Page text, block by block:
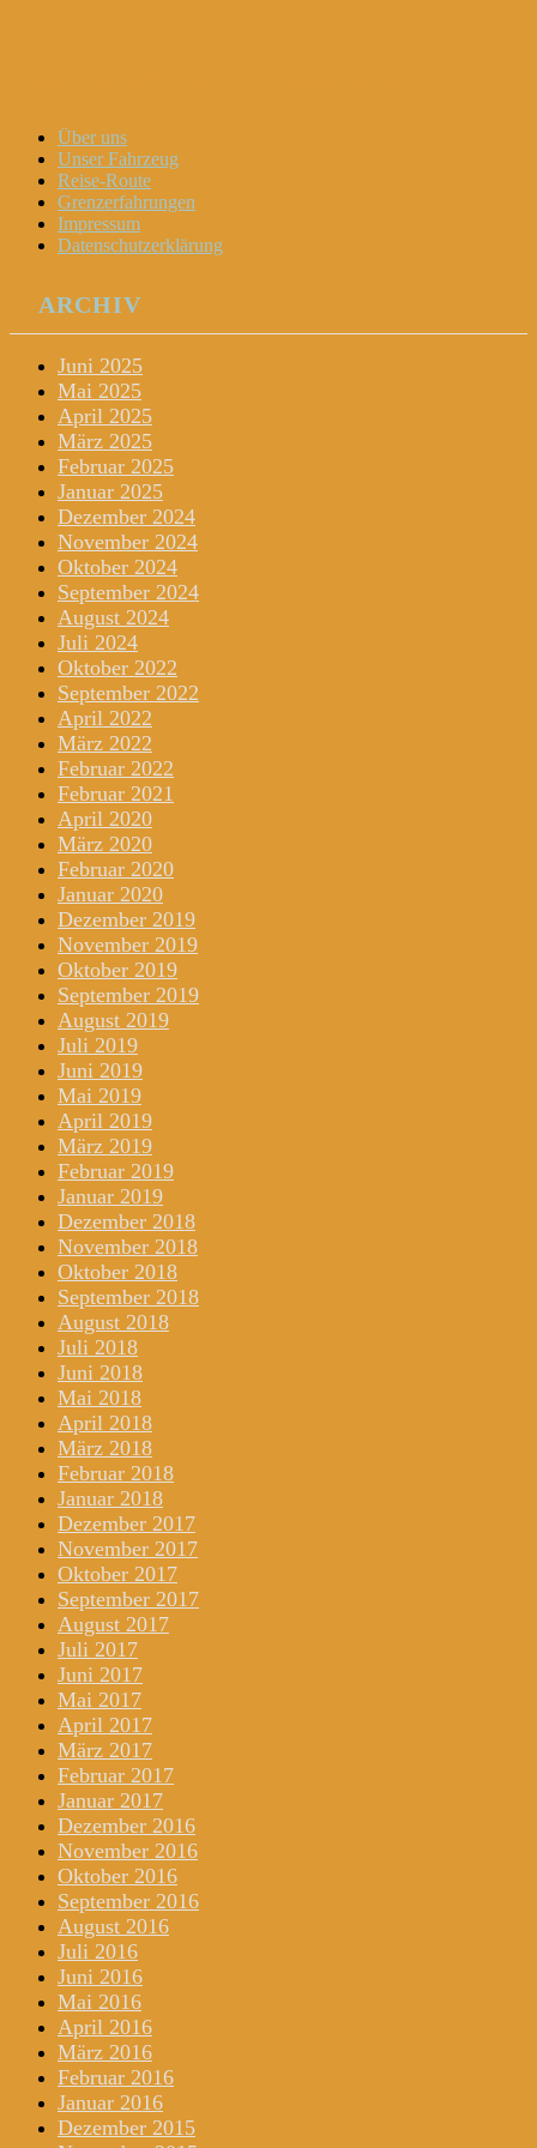
Menu
Widgets
Search
Skip
content
Über uns
Unser Fahrzeug
Reise-Route
Grenzerfahrungen
Impressum
Datenschutzerklärung
ARCHIV
Juni 2025
Mai 2025
April 2025
März 2025
Februar 2025
Januar 2025
Dezember 2024
November 2024
Oktober 2024
September 2024
August 2024
Juli 2024
Oktober 2022
September 2022
April 2022
März 2022
Februar 2022
Februar 2021
April 2020
März 2020
Februar 2020
Januar 2020
Dezember 2019
November 2019
Oktober 2019
September 2019
August 2019
Juli 2019
Juni 2019
Mai 2019
April 2019
März 2019
Februar 2019
Januar 2019
Dezember 2018
November 2018
Oktober 2018
September 2018
August 2018
Juli 2018
Juni 2018
Mai 2018
April 2018
März 2018
Februar 2018
Januar 2018
Dezember 2017
November 2017
Oktober 2017
September 2017
August 2017
Juli 2017
Juni 2017
Mai 2017
April 2017
März 2017
Februar 2017
Januar 2017
Dezember 2016
November 2016
Oktober 2016
September 2016
August 2016
Juli 2016
Juni 2016
Mai 2016
April 2016
März 2016
Februar 2016
Januar 2016
Dezember 2015